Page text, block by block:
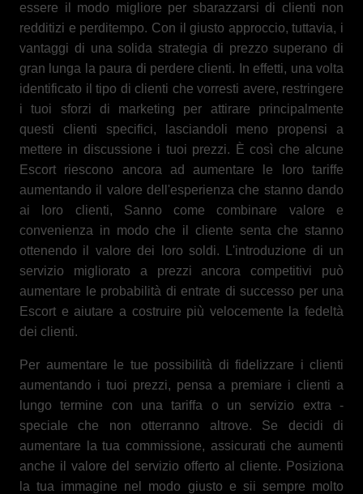
essere il modo migliore per sbarazzarsi di clienti non
redditizi e perditempo. Con il giusto approccio, tuttavia, i
vantaggi di una solida strategia di prezzo superano di
gran lunga la paura di perdere clienti. In effetti, una volta
identificato il tipo di clienti che vorresti avere, restringere
i tuoi sforzi di marketing per attirare principalmente
questi clienti specifici, lasciandoli meno propensi a
mettere in discussione i tuoi prezzi. È così che alcune
Escort riescono ancora ad aumentare le loro tariffe
aumentando il valore dell'esperienza che stanno dando
ai loro clienti, Sanno come combinare valore e
convenienza in modo che il cliente senta che stanno
ottenendo il valore dei loro soldi. L'introduzione di un
servizio migliorato a prezzi ancora competitivi può
aumentare le probabilità di entrate di successo per una
Escort e aiutare a costruire più velocemente la fedeltà
dei clienti.
Per aumentare le tue possibilità di fidelizzare i clienti
aumentando i tuoi prezzi, pensa a premiare i clienti a
lungo termine con una tariffa o un servizio extra -
speciale che non otterranno altrove. Se decidi di
aumentare la tua commissione, assicurati che aumenti
anche il valore del servizio offerto al cliente. Posiziona
la tua immagine nel modo giusto e sii sempre molto